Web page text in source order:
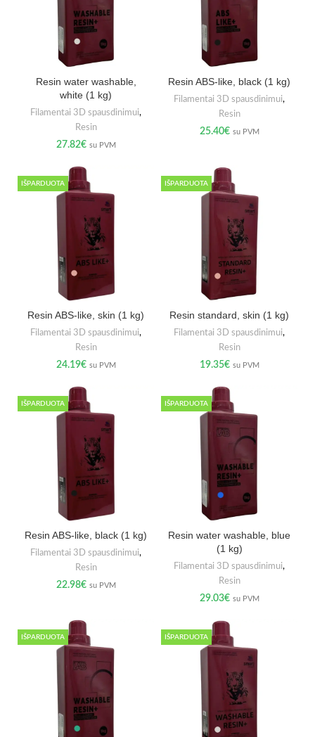
Resin water washable,
white (1 kg)
Filamentai 3D spausdinimui,
Resin
27.82€ su PVM
Resin ABS-like, black (1 kg)
Filamentai 3D spausdinimui,
Resin
25.40€ su PVM
IŠPARDUOTA
Resin ABS-like, skin (1 kg)
Filamentai 3D spausdinimui,
Resin
24.19€ su PVM
IŠPARDUOTA
Resin standard, skin (1 kg)
Filamentai 3D spausdinimui,
Resin
19.35€ su PVM
IŠPARDUOTA
Resin ABS-like, black (1 kg)
Filamentai 3D spausdinimui,
Resin
22.98€ su PVM
IŠPARDUOTA
Resin water washable, blue
(1 kg)
Filamentai 3D spausdinimui,
Resin
29.03€ su PVM
IŠPARDUOTA IŠPARDUOTA